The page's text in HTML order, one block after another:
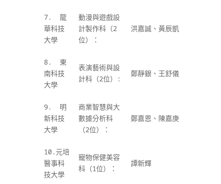
7. 龍
華科技
大學
動漫與遊戲設
計製作科（2
位）：
洪嘉誠、黃辰凱
8. 東
南科技
大學
表演藝術與設
計科（2位） :
鄭靜銀、王舒儀
9. 明
新科技
大學
商業智慧與大
數據分析科
（2位）：
鄭嘉恩、陳嘉庚
10.元培
醫事科
技大學
寵物保健美容
科（1位）：
譚新輝